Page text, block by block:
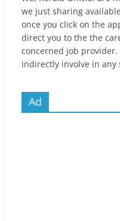
we just sharing
once you click on the
direct you to the the
concerned job
indirectly involve in
Ad